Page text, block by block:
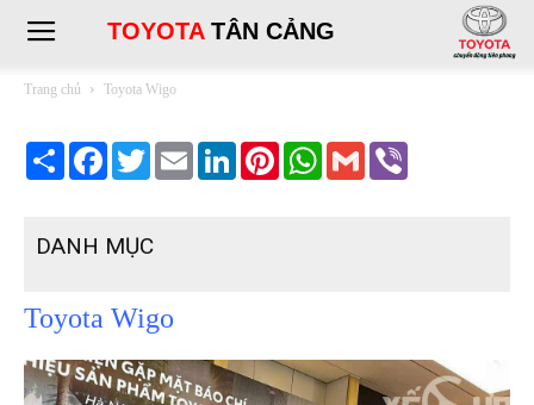
TOYOTATÂN CẢNG
Trang chủ Toyota Wigo
Share FacebookTwitterEmail LinkedInPinterestWhatsApp
Gmail
DANH MỤC
Toyota Wigo